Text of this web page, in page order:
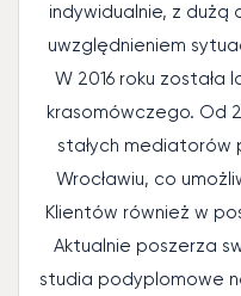
indywidualnie, z dużą
uwzględnieniem
W 2016 roku została
krasomówczego. Od
stałych mediatorów
Wrocławiu, co
Klientów również w
Aktualnie poszerza
studia podyplomowe